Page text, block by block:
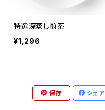
特選深蒸し煎茶
¥1,296
保存 シェア